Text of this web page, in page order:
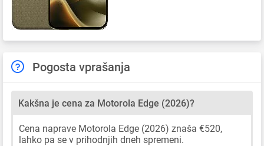
Pogosta vprašanja
Kakšna je cena za Motorola Edge (2026)?
Cena naprave Motorola Edge (2026) znaša €520,
lahko pa se v prihodnjih dneh spremeni.